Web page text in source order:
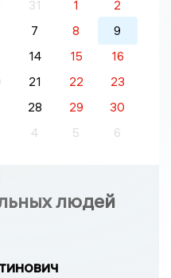
31 1
2
7 8
9
14 15
16
21 22
23
28 29
30
4 5 6
людей